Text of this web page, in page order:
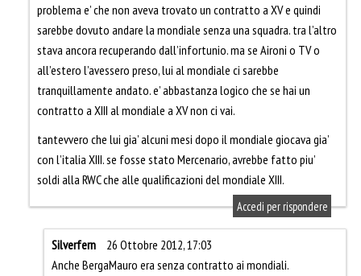
problema e’ che non aveva trovato un contratto a XV e quindi
sarebbe dovuto andare la mondiale senza una squadra. tra l’altro
stava ancora recuperando dall’infortunio. ma se Aironi o TV o
all’estero l’avessero preso, lui al mondiale ci sarebbe
tranquillamente andato. e’ abbastanza logico che se hai un
contratto a XIII al mondiale a XV non ci vai.
tantevvero che lui gia’ alcuni mesi dopo il mondiale giocava gia’
con l’italia XIII. se fosse stato Mercenario, avrebbe fatto piu’
soldi alla RWC che alle qualificazioni del mondiale XIII.
Accedi per rispondere
Silverfern
26 Ottobre 2012, 17:03
Anche BergaMauro era senza contratto ai mondiali.